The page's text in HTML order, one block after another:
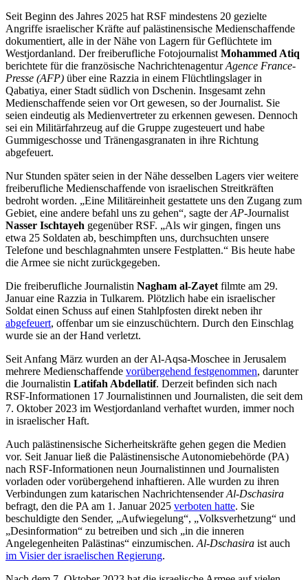
Seit Beginn des Jahres 2025 hat RSF mindestens 20 gezielte
Angriffe israelischer Kräfte auf palästinensische Medienschaffende
dokumentiert, alle in der Nähe von Lagern für Geflüchtete im
Westjordanland. Der freiberufliche FotojournalistMohammed Atiq
berichtete für die französische NachrichtenagenturAgence France-
Presse (AFP) über eine Razzia in einem Flüchtlingslager in
Qabatiya, einer Stadt südlich von Dschenin. Insgesamt zehn
Medienschaffende seien vor Ort gewesen, so der Journalist. Sie
seien eindeutig als Medienvertreter zu erkennen gewesen. Dennoch
sei ein Militärfahrzeug auf die Gruppe zugesteuert und habe
Gummigeschosse und Tränengasgranaten in ihre Richtung
abgefeuert.
Nur Stunden später seien in der Nähe desselben Lagers vier weitere
freiberufliche Medienschaffende von israelischen Streitkräften
bedroht worden. „Eine Militäreinheit gestattete uns den Zugang zum
Gebiet, eine andere befahl uns zu gehen“, sagte derAP-Journalist
Nasser Ischtayeh gegenüber RSF. „Als wir gingen, fingen uns
etwa 25 Soldaten ab, beschimpften uns, durchsuchten unsere
Telefone und beschlagnahmten unsere Festplatten.“ Bis heute habe
die Armee sie nicht zurückgegeben.
Die freiberufliche Journalistin Nagham al-Zayetfilmte am 29.
Januar eine Razzia in Tulkarem. Plötzlich habe ein israelischer
Soldat einen Schuss auf einen Stahlpfosten direkt neben ihr
abgefeuert, offenbar um sie einzuschüchtern. Durch den Einschlag
wurde sie an der Hand verletzt.
Seit Anfang März wurden an der Al-Aqsa-Moschee in Jerusalem
mehrere Medienschaffende vorübergehend festgenommen, darunter
die Journalistin Latifah Abdellatif. Derzeit befinden sich nach
RSF-Informationen 17 Journalistinnen und Journalisten, die seit dem
7. Oktober 2023 im Westjordanland verhaftet wurden, immer noch
in israelischer Haft.
Auch palästinensische Sicherheitskräfte gehen gegen die Medien
vor. Seit Januar ließ die Palästinensische Autonomiebehörde (PA)
nach RSF-Informationen neun Journalistinnen und Journalisten
vorladen oder vorübergehend inhaftieren. Alle wurden zu ihren
Verbindungen zum katarischen NachrichtensenderAl-Dschasira
befragt, den die PA am 1. Januar 2025 verboten hatte. Sie
beschuldigte den Sender, „Aufwiegelung“, „Volksverhetzung“ und
„Desinformation“ zu betreiben und sich „in die inneren
Angelegenheiten Palästinas“ einzumischen.Al-Dschasira ist auch
im Visier der israelischen Regierung.